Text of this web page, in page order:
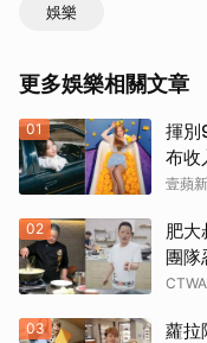
娛樂
更多娛樂相關文章
01
揮別
布收
壹蘋
02
肥大
團隊
03
蘿拉